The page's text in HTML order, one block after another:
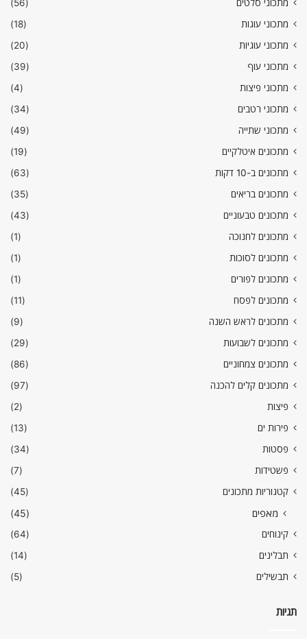
מתכוני סלטים
(56)
מתכוני עוגות
(18)
מתכוני עוגיות
(20)
מתכוני עוף
(39)
מתכוני פיצות
(4)
מתכוני רטבים
(34)
מתכוני שתייה
(49)
מתכונים איטלקיים
(19)
מתכונים ב-10 דקות
(63)
מתכונים בריאים
(35)
מתכונים טבעוניים
(43)
מתכונים לחנוכה
(1)
מתכונים לסוכות
(1)
מתכונים לפורים
(1)
מתכונים לפסח
(11)
מתכונים לראש השנה
(9)
מתכונים לשבועות
(29)
מתכונים צמחוניים
(86)
מתכונים קלים להכנה
(97)
פיצות
(2)
פירות ים
(13)
פסטות
(34)
פשטידות
(7)
קטגוריות מתכונים
(45)
מאפים (45)
קינוחים
(64)
תבלינים
(14)
תבשילים
(5)
תגיות